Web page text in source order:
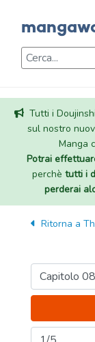
Tutti i
sul nostro
Manga
Potrai
perchè tutti i
perderai
Ritorna a